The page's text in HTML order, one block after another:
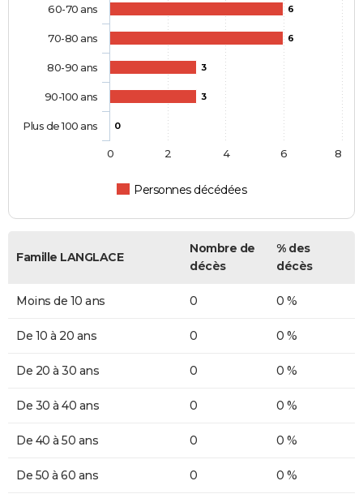
6
6
3
3
0
Personnes décédées
60-70 ans
70-80 ans
80-90 ans
90-100 ans
Plus de 100 ans
0 2 4 6 8
Famille LANGLACE
Nombre de
décès
% des
décès
Moins de 10 ans 0 0 %
De 10 à 20 ans 0 0 %
De 20 à 30 ans 0 0 %
De 30 à 40 ans 0 0 %
De 40 à 50 ans 0 0 %
De 50 à 60 ans 0 0 %